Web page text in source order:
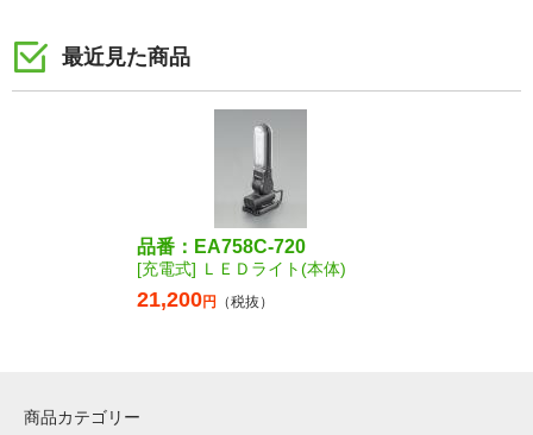
最近見た商品
品番：EA758C-720
[充電式] ＬＥＤライト(本体)
21,200円 （税抜）
商品カテゴリー